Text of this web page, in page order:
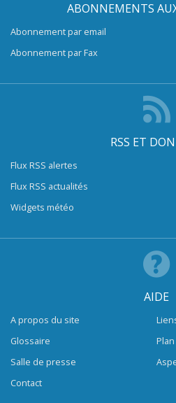
ABONNEMENTS
Abonnement par email
Abonnement par Fax
RSS ET
Flux RSS alertes
Flux RSS actualités
Widgets météo
AIDE
A propos du site
Glossaire
Salle de presse
Contact